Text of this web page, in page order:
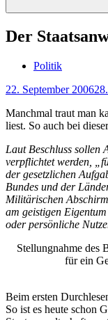
Der
Politik
22. September 2006
Manchmal traut man
liest. So auch bei
Laut Beschluss sollen
verpflichtet werden,
der gesetzlichen
Bundes und der
Militärischen
am geistigen
oder persönliche
Stellungnahme des
für ein
Beim ersten
So ist es heute schon